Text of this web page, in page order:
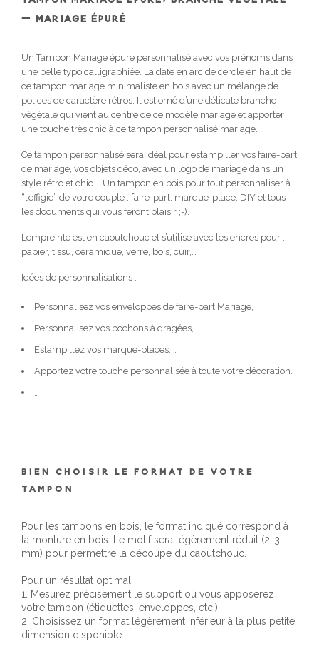
– MARIAGE ÉPURÉ
Un Tampon Mariage épuré personnalisé avec vos prénoms dans
une belle typo calligraphiée. La date en arc de cercle en haut de
ce tampon mariage minimaliste en bois avec un mélange de
polices de caractère rétros. Il est orné d’une délicate branche
végétale qui vient au centre de ce modèle mariage et apporter
une touche très chic à ce tampon personnalisé mariage.
Ce tampon personnalisé sera idéal pour estampiller vos faire-part
de mariage, vos objets déco, avec un logo de mariage dans un
style rétro et chic … Un tampon en bois pour tout personnaliser à
“l’effigie” de votre couple : faire-part, marque-place, DIY et tous
les documents qui vous feront plaisir ;-).
L’empreinte est en caoutchouc et s’utilise avec les encres pour :
papier, tissu, céramique, verre, bois, cuir,…
Idées de personnalisations :
Personnalisez vos enveloppes de faire-part Mariage,
Personnalisez vos pochons à dragées,
Estampillez vos marque-places, …
Apportez votre touche personnalisée à toute votre décoration.
BIEN CHOISIR LE FORMAT DE VOTRE
TAMPON
Pour les tampons en bois, le format indiqué correspond à
la monture en bois. Le motif sera légèrement réduit (2-3
mm) pour permettre la découpe du caoutchouc.
Pour un résultat optimal:
1. Mesurez précisément le support où vous apposerez
votre tampon (étiquettes, enveloppes, etc.)
2. Choisissez un format légèrement inférieur à la plus petite
dimension disponible